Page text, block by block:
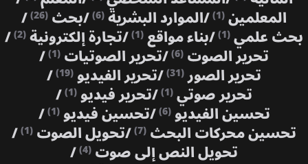
المعلمين(1)
/الموارد البشرية(6)
/بحث (26)
/
بحث علمي(1)
/بناء مواقع(1)
/تجارة إلكترونية(2)
/
تحرير الصوت (6)
/تحرير الصوتيات (1)
/
تحرير الصور(31)
/تحرير الفيديو(19)
/
تحرير صوتي(1)
/تحرير فيديو(1)
/
تحسين الفيديو(6)
/تحسين فيديو(1)
/
تحسين محركات البحث (7)
/تحويل الصوت (1)
/
تحويل النص إلى صوت (4)
/